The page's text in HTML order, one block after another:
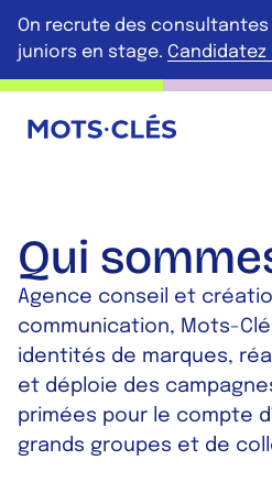
Aller au contenu principal
On recrute des
juniors en stage. Candidatez
Retour à l'accueil
Qui
Agence conseil et
communication, Mots-
identités de marques,
et déploie des
primées pour le compte
grands groupes et de